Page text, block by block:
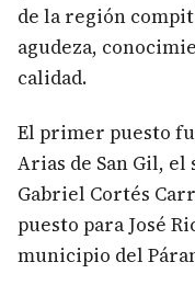
de la región
agudeza,
calidad.
El primer puesto
Arias de San Gil, el
Gabriel Cortés
puesto para José
municipio del